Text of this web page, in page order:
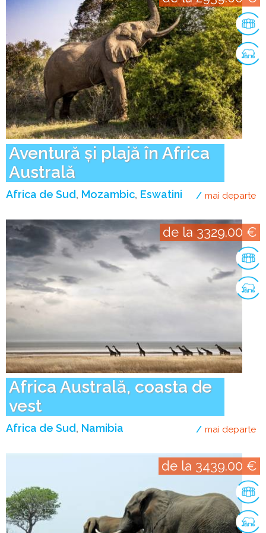
Aventură și plajă în Africa
Australă
Africa de Sud Mozambic Eswatini mai departe
Africa Australă, coasta de
vest
Africa de Sud Namibia
de la 3329.00 €
mai departe
de la 3439.00 €